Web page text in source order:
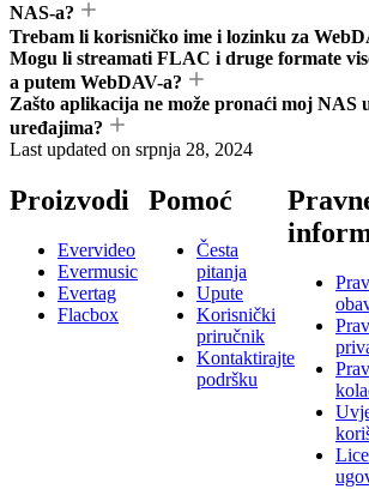
NAS-a?
Trebam li korisničko ime i lozinku za
Mogu li streamati FLAC i druge formate
a putem WebDAV-a?
Zašto aplikacija ne može pronaći moj NAS
uređajima?
Last updated on srpnja 28, 2024
Proizvodi
Evervideo
Evermusic
Evertag
Flacbox
Pomoć
Česta
pitanja
Upute
Korisnički
priručnik
Kontaktirajte
podršku